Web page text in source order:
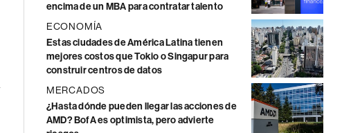
encima de un MBA para contratar talento
ECONOMÍA
Estas ciudades de América Latina tienen
mejores costos que Tokio o Singapur para
construir centros de datos
MERCADOS
¿Hasta dónde pueden llegar las acciones de
AMD? BofA es optimista, pero advierte